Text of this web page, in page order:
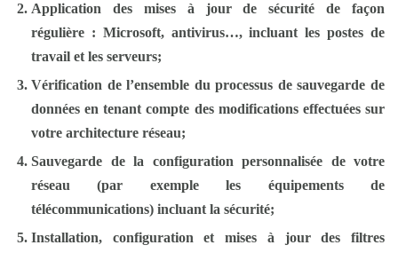
Application des mises à jour de sécurité de façon
régulière : Microsoft, antivirus…, incluant les postes de
travail et les serveurs;
Vérification de l’ensemble du processus de sauvegarde de
données en tenant compte des modifications effectuées sur
votre architecture réseau;
Sauvegarde de la configuration personnalisée de votre
réseau (par exemple les équipements de
télécommunications) incluant la sécurité;
Installation, configuration et mises à jour des filtres